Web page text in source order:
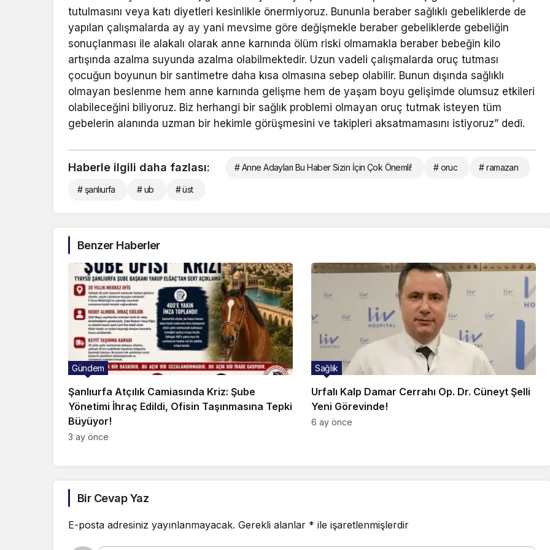
tutulmasını veya katı diyetleri kesinlikle önermiyoruz. Bununla beraber sağlıklı gebeliklerde de
yapılan çalışmalarda ay ay yani mevsime göre değişmekle beraber gebeliklerde gebeliğin
sonuçlanması ile alakalı olarak anne karnında ölüm riski olmamakla beraber bebeğin kilo
artışında azalma suyunda azalma olabilmektedir. Uzun vadeli çalışmalarda oruç tutması
çocuğun boyunun bir santimetre daha kısa olmasına sebep olabilir. Bunun dışında sağlıklı
olmayan beslenme hem anne karnında gelişme hem de yaşam boyu gelişimde olumsuz etkileri
olabileceğini biliyoruz. Biz herhangi bir sağlık problemi olmayan oruç tutmak isteyen tüm
gebelerin alanında uzman bir hekimle görüşmesini ve takipleri aksatmamasını istiyoruz” dedi.
Haberle ilgili daha fazlası: # Anne Adayları Bu Haber Sizin İçin Çok Önemli! # oruc # ramazan
# şanlıurfa # ub # üst
Benzer Haberler
Şanlıurfa Atçılık Camiasında Kriz: Şube
Yönetimi İhraç Edildi, Ofisin Taşınmasına Tepki
Büyüyor!
Gündem
3 ay önce
Urfalı Kalp Damar Cerrahı Op. Dr. Cüneyt Şelli
Yeni Görevinde!
Sağlık
6 ay önce
Bir Cevap Yaz
E-posta adresiniz yayınlanmayacak. Gerekli alanlar * ile işaretlenmişlerdir